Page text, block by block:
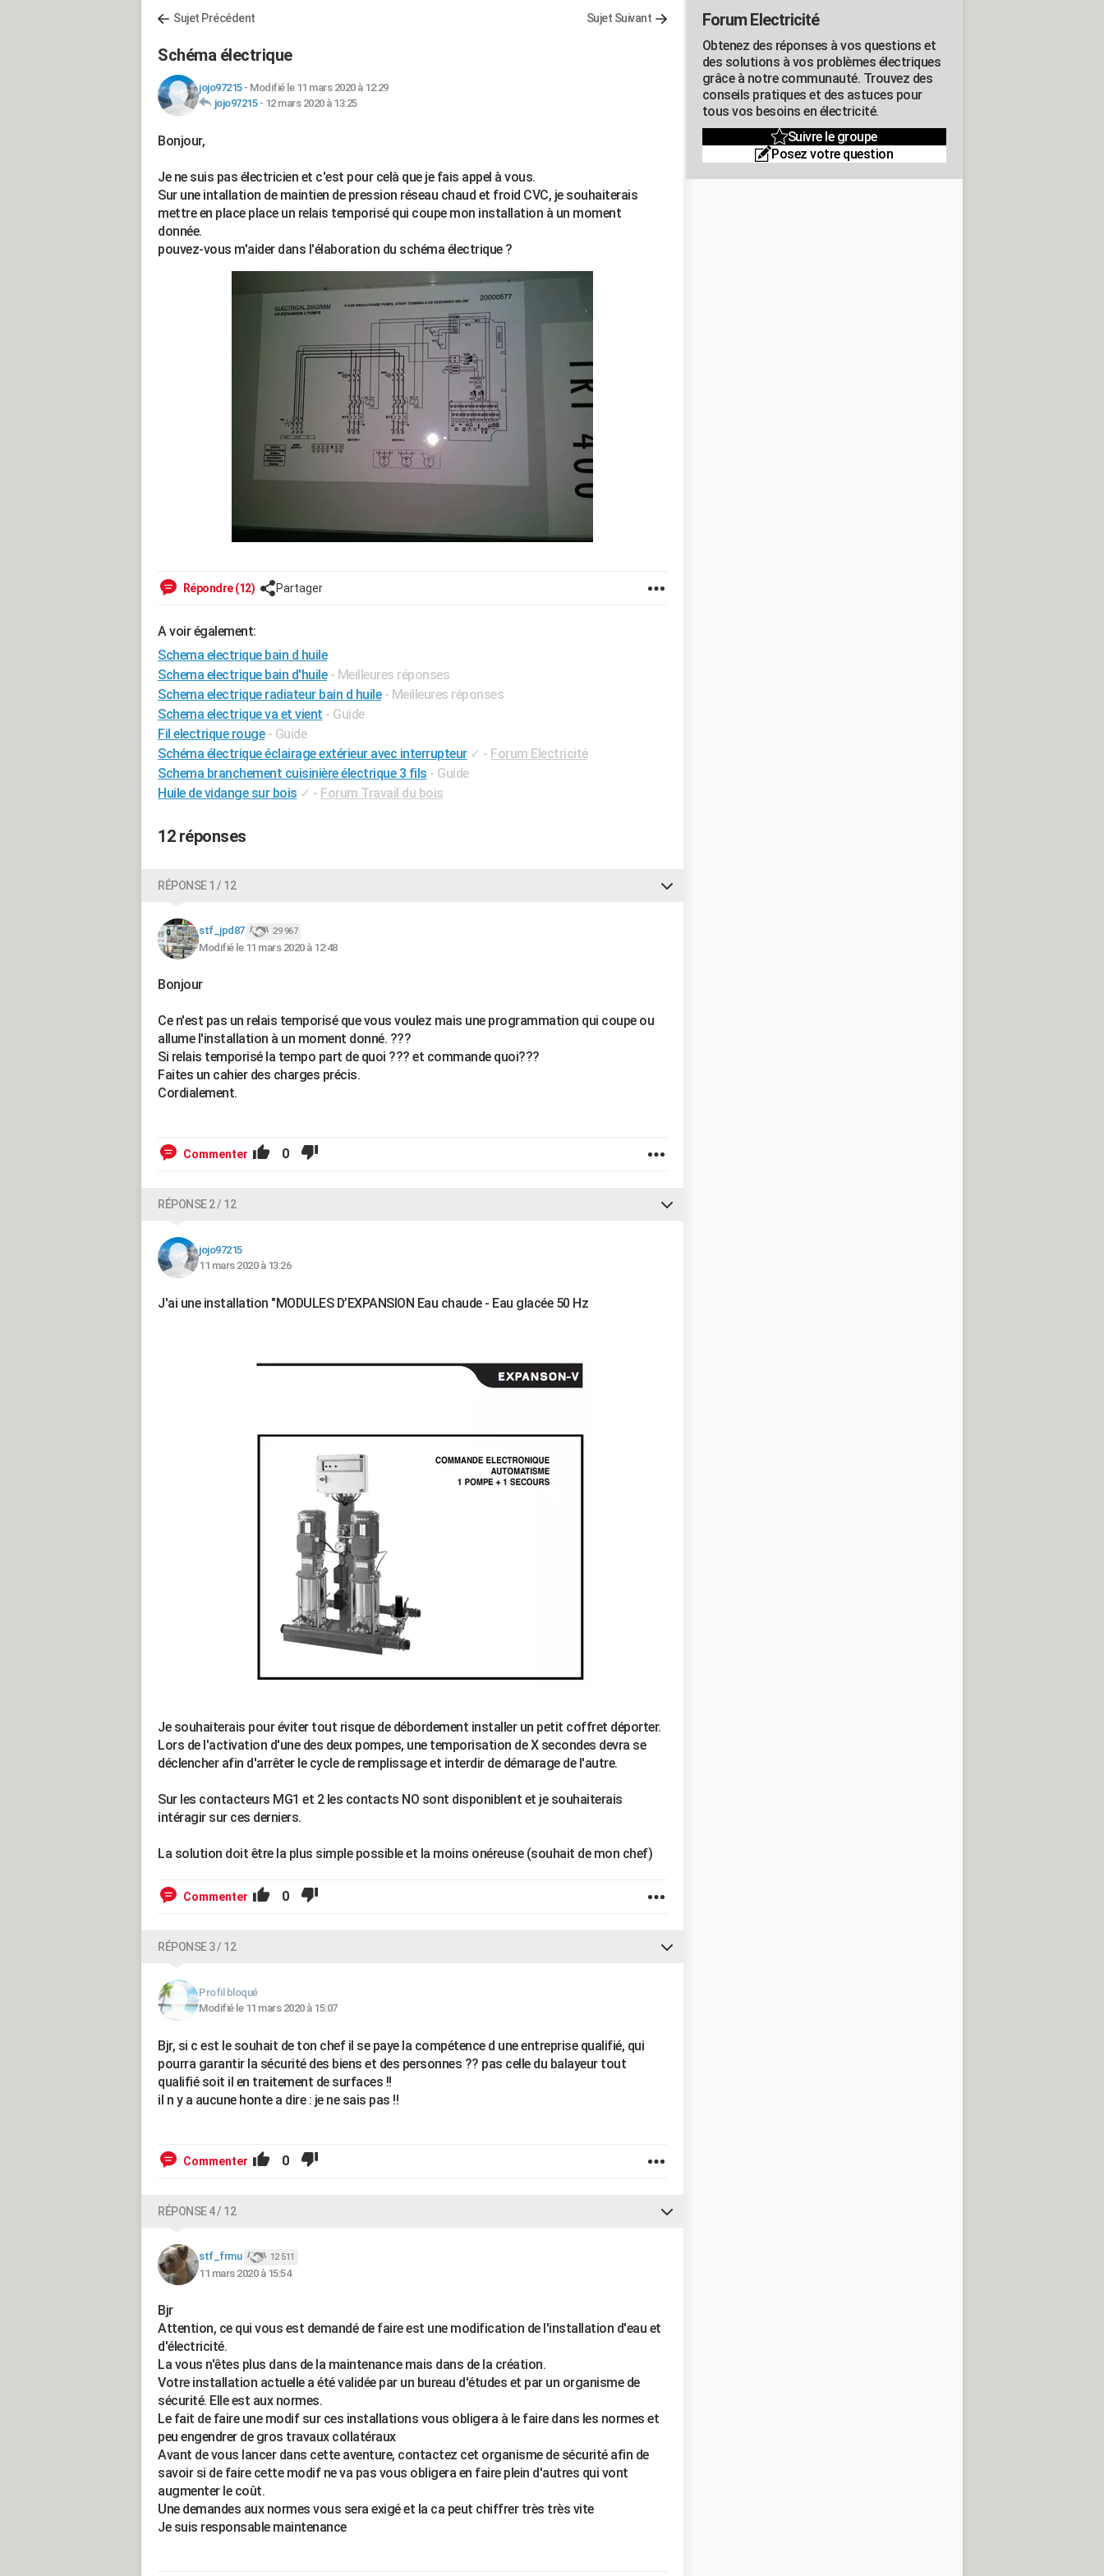
Sujet Précédent Sujet Suivant
Schéma électrique
jojo97215- Modifié le 11 mars 2020 à 12:29
jojo97215- 12 mars 2020 à 13:25
Bonjour,
Je ne suis pas électricien et c'est pour celà que je fais appel à vous.
Sur une intallation de maintien de pression réseau chaud et froid CVC, je souhaiterais
mettre en place place un relais temporisé qui coupe mon installation à un moment
donnée.
pouvez-vous m'aider dans l'élaboration du schéma électrique ?
Répondre (12) Partager
A voir également:
Schema electrique bain d huile
Schema electrique bain d'huile - Meilleures réponses
Schema electrique radiateur bain d huile - Meilleures réponses
Schema electrique va et vient - Guide
Fil electrique rouge - Guide
Schéma électrique éclairage extérieur avec interrupteur ✓ - Forum Electricité
Schema branchement cuisinière électrique 3 fils - Guide
Huile de vidange sur bois ✓ - Forum Travail du bois
12 réponses
RÉPONSE 1 / 12
stf_jpd87 29 967
Modifié le 11 mars 2020 à 12:48
Bonjour
Ce n'est pas un relais temporisé que vous voulez mais une programmation qui coupe ou
allume l'installation à un moment donné. ???
Si relais temporisé la tempo part de quoi ??? et commande quoi???
Faites un cahier des charges précis.
Cordialement.
Commenter 0
RÉPONSE 2 / 12
jojo97215
11 mars 2020 à 13:26
J'ai une installation "MODULES D’EXPANSION Eau chaude - Eau glacée 50 Hz
Je souhaiterais pour éviter tout risque de débordement installer un petit coffret déporter.
Lors de l'activation d'une des deux pompes, une temporisation de X secondes devra se
déclencher afin d'arrêter le cycle de remplissage et interdir de démarage de l'autre.
Sur les contacteurs MG1 et 2 les contacts NO sont disponiblent et je souhaiterais
intéragir sur ces derniers.
La solution doit être la plus simple possible et la moins onéreuse (souhait de mon chef)
Commenter 0
RÉPONSE 3 / 12
Profil bloqué
Modifié le 11 mars 2020 à 15:07
Bjr, si c est le souhait de ton chef il se paye la compétence d une entreprise qualifié, qui
pourra garantir la sécurité des biens et des personnes ?? pas celle du balayeur tout
qualifié soit il en traitement de surfaces !!
il n y a aucune honte a dire : je ne sais pas !!
Commenter 0
RÉPONSE 4 / 12
stf_frmu 12 511
11 mars 2020 à 15:54
Bjr
Attention, ce qui vous est demandé de faire est une modification de l'installation d'eau et
d'électricité.
La vous n'êtes plus dans de la maintenance mais dans de la création.
Votre installation actuelle a été validée par un bureau d'études et par un organisme de
sécurité. Elle est aux normes.
Le fait de faire une modif sur ces installations vous obligera à le faire dans les normes et
peu engendrer de gros travaux collatéraux
Avant de vous lancer dans cette aventure, contactez cet organisme de sécurité afin de
savoir si de faire cette modif ne va pas vous obligera en faire plein d'autres qui vont
augmenter le coût.
Une demandes aux normes vous sera exigé et la ca peut chiffrer très très vite
Je suis responsable maintenance
Forum Electricité
Obtenez des réponses à vos questions et
des solutions à vos problèmes électriques
grâce à notre communauté. Trouvez des
conseils pratiques et des astuces pour
tous vos besoins en électricité.
Suivre le groupe
Posez votre question